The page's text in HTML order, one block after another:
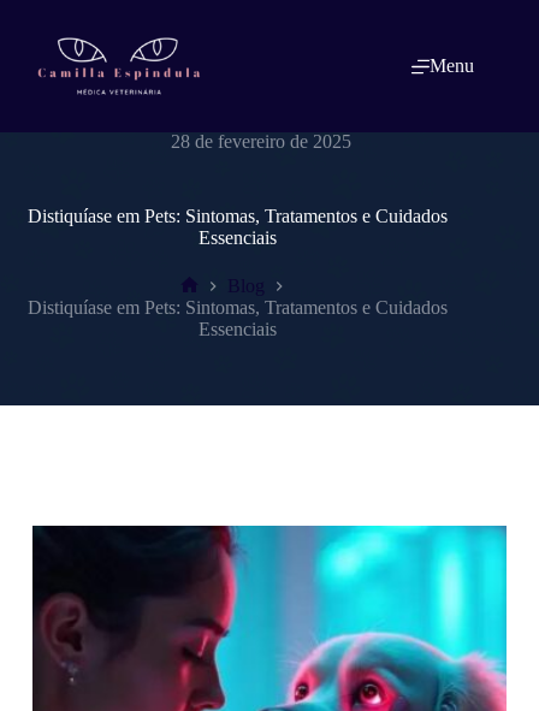
conteúdo
Menu
28 de fevereiro de 2025
Distiquíase em Pets: Sintomas, Tratamentos e Cuidados
Essenciais
Home
Blog
Distiquíase em Pets: Sintomas, Tratamentos e Cuidados
Essenciais